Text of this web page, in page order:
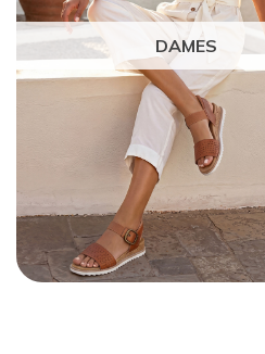
DAMES